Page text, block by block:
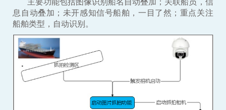
主要功能包括图像识别船名自动叠加；关联船员，信
息自动叠加；未开感知信号船舶，一目了然；重点关注
船舶类型，自动识别。